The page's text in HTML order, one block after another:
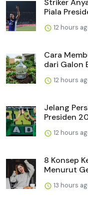
Striker
Piala
12 hours
Cara
dari Galon
12 hours
Jelang
Presiden
12 hours
8 Konsep
Menurut
13 hours